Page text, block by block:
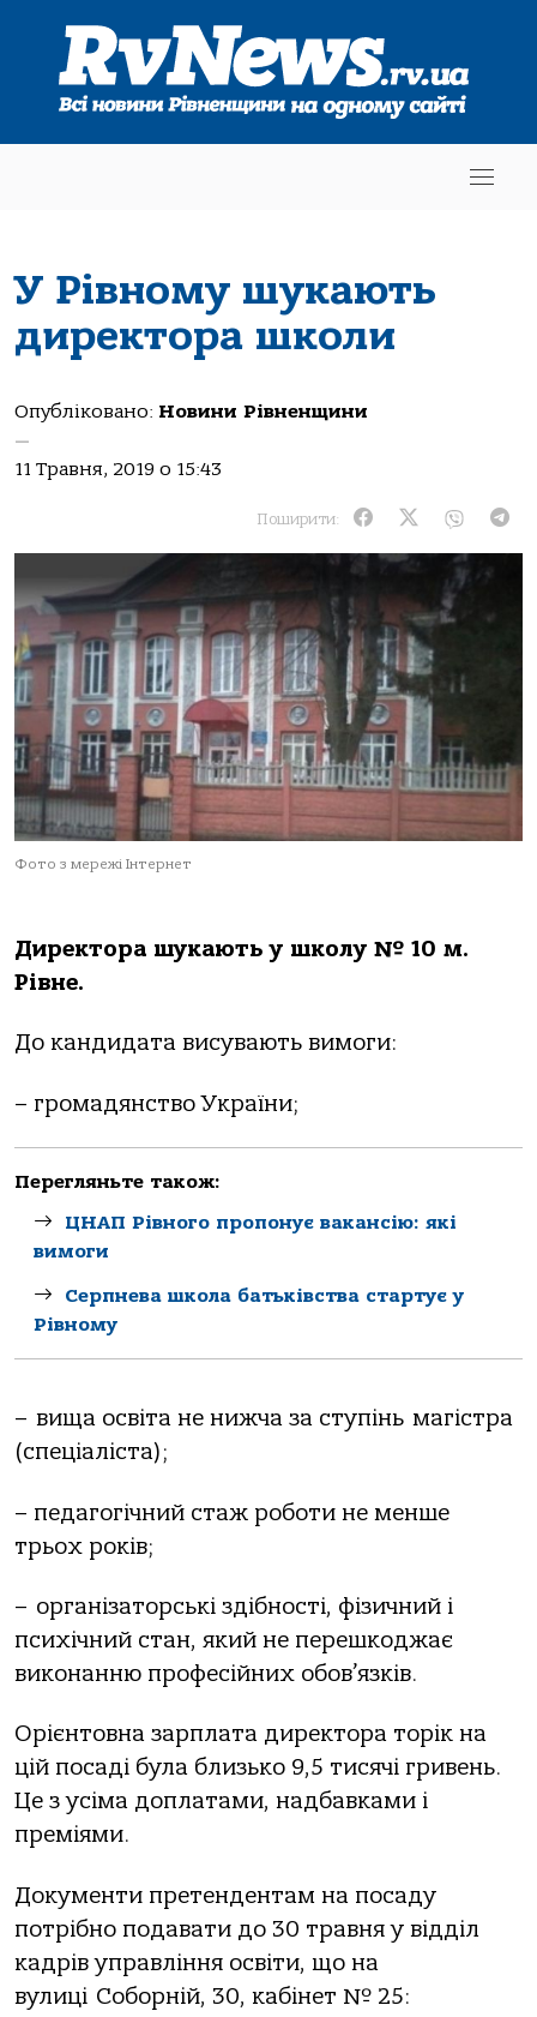
У Рівному шукають
директора школи
Опубліковано: Новини Рівненщини
—
11 Травня, 2019 о 15:43
Поширити:
Фото з мережі Інтернет
Директора шукають у школу № 10 м.
Рівне.
До кандидата висувають вимоги:
– громадянство України;
Перегляньте також:
ЦНАП Рівного пропонує вакансію: які
вимоги
Серпнева школа батьківства стартує у
Рівному
– вища освіта не нижча за ступінь магістра
(спеціаліста);
– педагогічний стаж роботи не менше
трьох років;
– організаторські здібності, фізичний і
психічний стан, який не перешкоджає
виконанню професійних обов’язків.
Орієнтовна зарплата директора торік на
цій посаді була близько 9,5 тисячі гривень.
Це з усіма доплатами, надбавками і
преміями.
Документи претендентам на посаду
потрібно подавати до 30 травня у відділ
кадрів управління освіти, що на
вулиці Соборній, 30, кабінет № 25: